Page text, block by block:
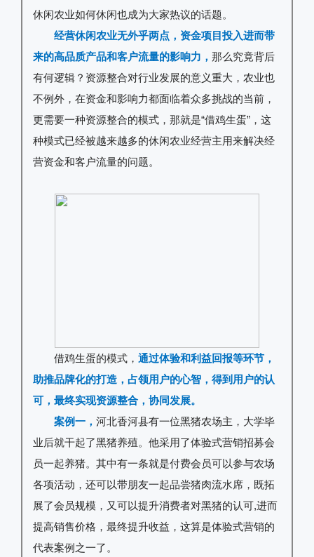
休闲农业如何休闲也成为大家热议的话题。
经营休闲农业无外乎两点，资金项目投入进而带
来的高品质产品和客户流量的影响力， 那么究竟背后
有何逻辑？资源整合对行业发展的意义重大，农业也
不例外，在资金和影响力都面临着众多挑战的当前，
更需要一种资源整合的模式，那就是“借鸡生蛋”，这
种模式已经被越来越多的休闲农业经营主用来解决经
营资金和客户流量的问题。
借鸡生蛋的模式， 通过体验和利益回报等环节，
助推品牌化的打造，占领用户的心智，得到用户的认
可，最终实现资源整合，协同发展。
案例一， 河北香河县有一位黑猪农场主，大学毕
业后就干起了黑猪养殖。他采用了体验式营销招募会
员一起养猪。其中有一条就是付费会员可以参与农场
各项活动，还可以带朋友一起品尝猪肉流水席，既拓
展了会员规模，又可以提升消费者对黑猪的认可,进而
提高销售价格，最终提升收益，这算是体验式营销的
代表案例之一了。